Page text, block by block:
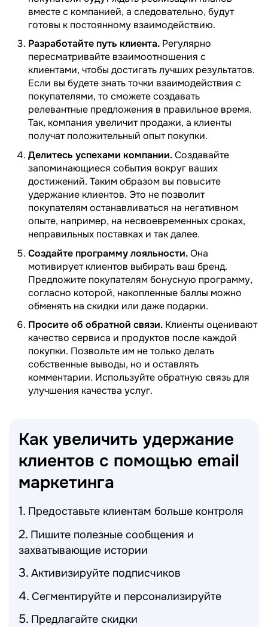
вместе с компанией, а следовательно, будут
готовы к постоянному взаимодействию.
Разработайте путь клиента. Регулярно
пересматривайте взаимоотношения с
клиентами, чтобы достигать лучших результатов.
Если вы будете знать точки взаимодействия с
покупателями, то сможете создавать
релевантные предложения в правильное время.
Так, компания увеличит продажи, а клиенты
получат положительный опыт покупки.
Делитесь успехами компании.Создавайте
запоминающиеся события вокруг ваших
достижений. Таким образом вы повысите
удержание клиентов. Это не позволит
покупателям останавливаться на негативном
опыте, например, на несвоевременных сроках,
неправильных поставках и так далее.
Создайте программу лояльности.Она
мотивирует клиентов выбирать ваш бренд.
Предложите покупателям бонусную программу,
согласно которой, накопленные баллы можно
обменять на скидки или даже подарки.
Просите об обратной связи. Клиенты оценивают
качество сервиса и продуктов после каждой
покупки. Позвольте им не только делать
собственные выводы, но и оставлять
комментарии. Используйте обратную связь для
улучшения качества услуг.
Как увеличить удержание
клиентов с помощью email
маркетинга
Предоставьте клиентам больше контроля
Пишите полезные сообщения и
захватывающие истории
Активизируйте подписчиков
Сегментируйте и персонализируйте
Предлагайте скидки